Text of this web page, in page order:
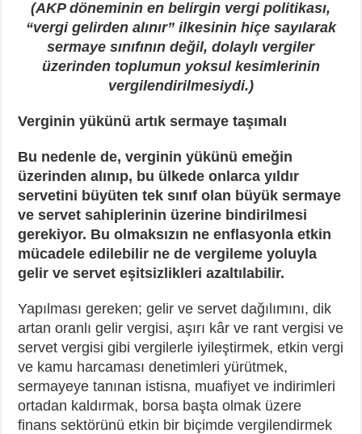
(AKP döneminin en belirgin vergi politikası,
“vergi gelirden alınır” ilkesinin hiçe sayılarak
sermaye sınıfının değil, dolaylı vergiler
üzerinden toplumun yoksul kesimlerinin
vergilendirilmesiydi.)
Verginin yükünü artık sermaye taşımalı
Bu nedenle de, verginin yükünü emeğin
üzerinden alınıp, bu ülkede onlarca yıldır
servetini büyüten tek sınıf olan büyük sermaye
ve servet sahiplerinin üzerine bindirilmesi
gerekiyor. Bu olmaksızın ne enflasyonla etkin
mücadele edilebilir ne de vergileme yoluyla
gelir ve servet eşitsizlikleri azaltılabilir.
Yapılması gereken; gelir ve servet dağılımını, dik
artan oranlı gelir vergisi, aşırı kâr ve rant vergisi ve
servet vergisi gibi vergilerle iyileştirmek, etkin vergi
ve kamu harcaması denetimleri yürütmek,
sermayeye tanınan istisna, muafiyet ve indirimleri
ortadan kaldırmak, borsa başta olmak üzere
finans sektörünü etkin bir biçimde vergilendirmek